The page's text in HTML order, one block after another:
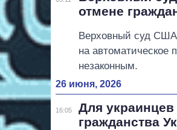
отмене
Верховный суд США
на автоматическое
незаконным.
26 июня, 2026
16:05
Для
гражданства